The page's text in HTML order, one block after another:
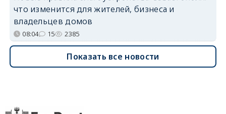
что изменится для жителей, бизнеса и
владельцев домов
08:04 15 2385
Показать все новости